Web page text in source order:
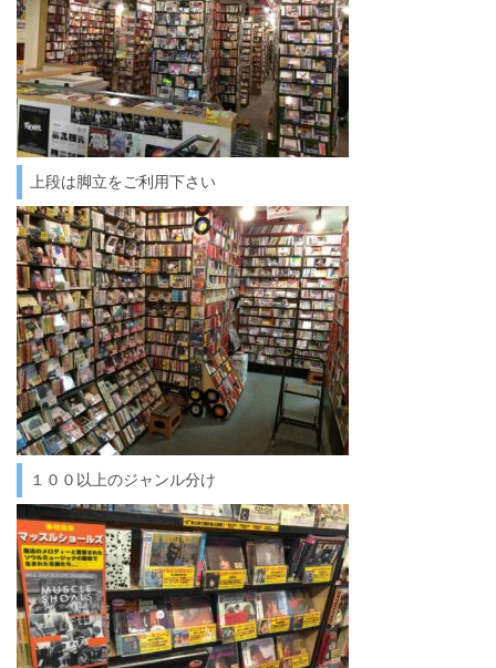
上段は脚立をご利用下さい
１００以上のジャンル分け